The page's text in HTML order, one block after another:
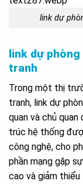
link dự
link dự
tranh
Trong một thị
tranh, link dự
quan và chủ
trúc hệ thống
công nghệ, cho
phần mạng gặp
cao và giảm thiểu